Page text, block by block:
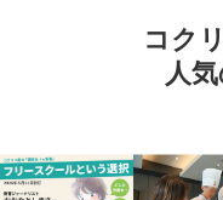
コク
人